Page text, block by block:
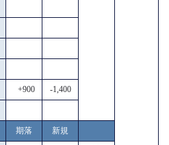
+900 -1,400
期落 新規